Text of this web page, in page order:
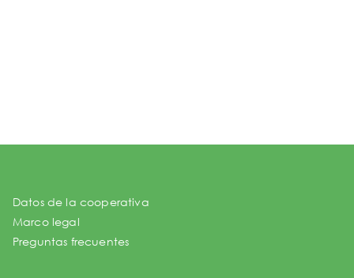
Datos de la cooperativa
Marco legal
Preguntas frecuentes